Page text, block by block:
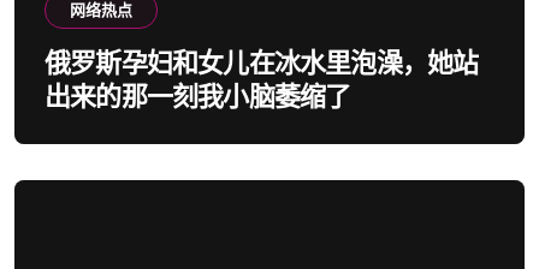
网络热点
俄罗斯孕妇和女儿在冰水里泡澡，她站
出来的那一刻我小脑萎缩了